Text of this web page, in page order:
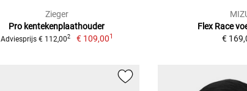
Zieger
Pro kentekenplaathouder
Adviesprijs € 112,002 € 109,001
Flex Race
€